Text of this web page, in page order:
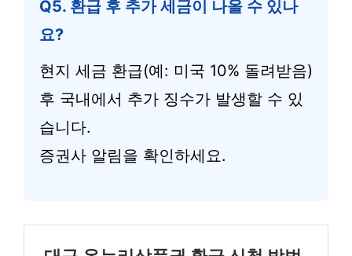
Q5. 환급 후 추가 세금이 나올 수 있나
요?
현지 세금 환급(예: 미국 10% 돌려받음)
후 국내에서 추가 징수가 발생할 수 있
습니다.
증권사 알림을 확인하세요.